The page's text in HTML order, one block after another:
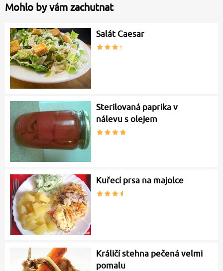
Mohlo by vám zachutnat
Salát Caesar
Sterilovaná paprika v
nálevu s olejem
Kuřecí prsa na majolce
Králičí stehna pečená velmi
pomalu